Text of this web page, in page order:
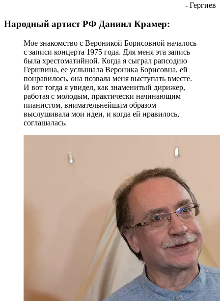
- Гергиев
Народный артист РФ Даниил Крамер:
Мое знакомство с Вероникой Борисовной началось
с записи концерта 1975 года. Для меня эта запись
была хрестоматийной. Когда я сыграл рапсодию
Гершвина, ее услышала Вероника Борисовна, ей
понравилось, она позвала меня выступать вместе.
И вот тогда я увидел, как знаменитый дирижер,
работая с молодым, практически начинающим
пианистом, внимательнейшим образом
выслушивала мои идеи, и когда ей нравилось,
соглашалась.